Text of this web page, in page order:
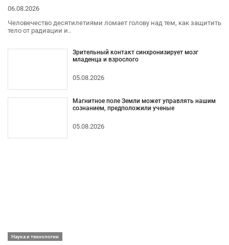
06.08.2026
Человечество десятилетиями ломает голову над тем, как защитить
тело от радиации и..
Зрительный контакт синхронизирует мозг
младенца и взрослого
05.08.2026
Магнитное поле Земли может управлять нашим
сознанием, предположили ученые
05.08.2026
Наука и технологии